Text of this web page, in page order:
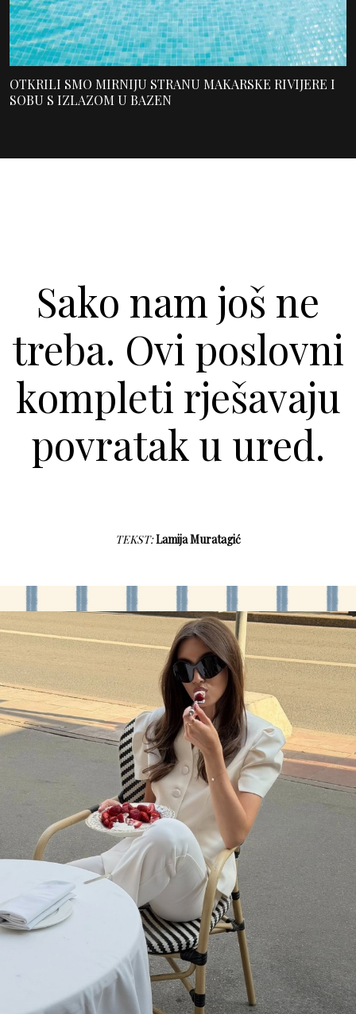
OTKRILI SMO MIRNIJU STRANU MAKARSKE RIVIJERE I
SOBU S IZLAZOM U BAZEN
Sako nam još ne
treba. Ovi poslovni
kompleti rješavaju
povratak u ured.
TEKST:Lamija Muratagić